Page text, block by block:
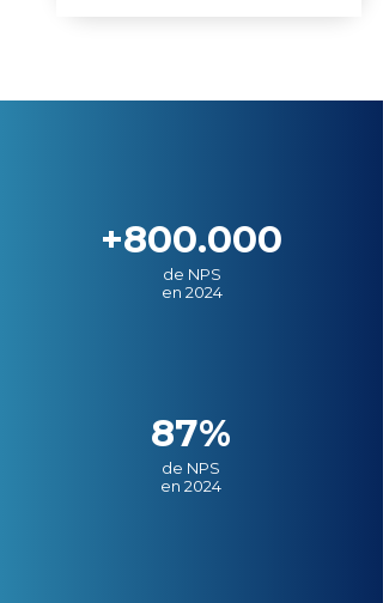
+800.000
de NPS
en 2024
87%
de NPS
en 2024